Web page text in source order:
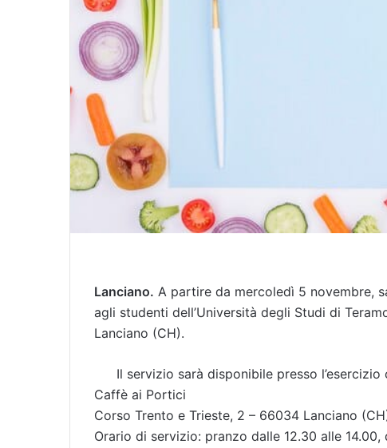
Lanciano. A partire da mercoledì 5 novembre,
agli studenti dell’Università degli Studi di
Lanciano (CH).
Il servizio sarà disponibile presso
Caffè ai Portici
Corso Trento e Trieste, 2 – 66034 Lanciano
Orario di servizio: pranzo dalle 12.30 alle 14.00,